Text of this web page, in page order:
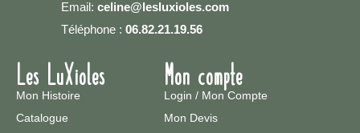
Email: celine@lesluxioles.com
Téléphone : 06.82.21.19.56
Les LuXioles
Mon Histoire
Catalogue
Mon compte
Login / Mon Compte
Mon Devis